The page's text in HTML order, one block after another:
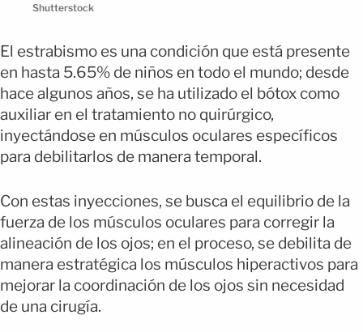
Shutterstock
El estrabismo es una condición que está presente
en hasta 5.65% de niños en todo el mundo; desde
hace algunos años, se ha utilizado el bótox como
auxiliar en el tratamiento no quirúrgico,
inyectándose en músculos oculares específicos
para debilitarlos de manera temporal.
Con estas inyecciones, se busca el equilibrio de la
fuerza de los músculos oculares para corregir la
alineación de los ojos; en el proceso, se debilita de
manera estratégica los músculos hiperactivos para
mejorar la coordinación de los ojos sin necesidad
de una cirugía.